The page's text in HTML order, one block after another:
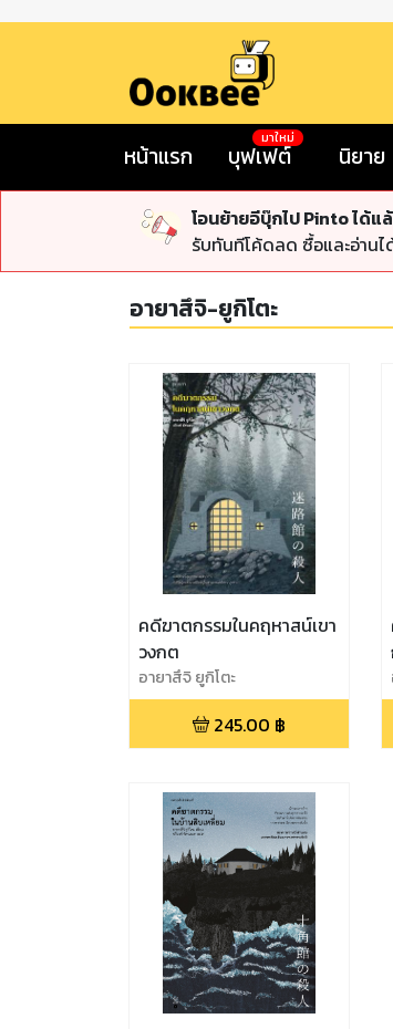
หน้าแรก บุฟเฟต์
มาใหม่
นิยาย
โอนย้ายอีบุ๊กไป Pinto ได้แ
รับทันทีโค้ดลด ซื้อและอ่าน
อายาสึจิ-ยูกิโตะ
คดีฆาตกรรมในคฤหาสน์เขา
วงกต
อายาสึจิ ยูกิโตะ
245.00 ฿